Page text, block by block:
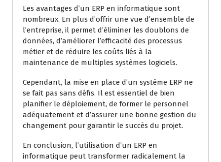
Les avantages d’un ERP en informatique sont
nombreux. En plus d’offrir une vue d’ensemble de
l’entreprise, il permet d’éliminer les doublons de
données, d’améliorer l’efficacité des processus
métier et de réduire les coûts liés à la
maintenance de multiples systèmes logiciels.
Cependant, la mise en place d’un système ERP ne
se fait pas sans défis. Il est essentiel de bien
planifier le déploiement, de former le personnel
adéquatement et d’assurer une bonne gestion du
changement pour garantir le succès du projet.
En conclusion, l’utilisation d’un ERP en
informatique peut transformer radicalement la